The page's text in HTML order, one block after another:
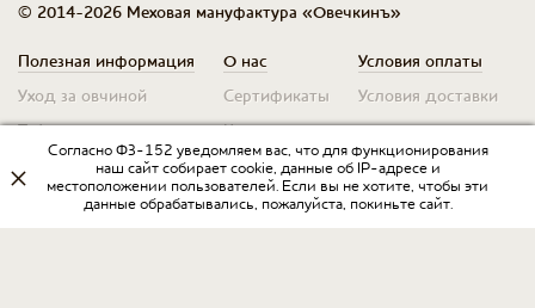
© 2014-2026 Меховая мануфактура «Овечкинъ»
Полезная информация
Уход за овчиной
Таблица размеров
О нас
Сертификаты
Контакты
Условия оплаты
Условия доставки
Оплата для юр. лиц
Условия возврата
Оптовикам
Договор оферты
Согласно ФЗ-152 уведомляем вас, что для функционирования
наш сайт собирает cookie, данные об IP-адресе и
местоположении пользователей. Если вы не хотите, чтобы эти
данные обрабатывались, пожалуйста, покиньте сайт.